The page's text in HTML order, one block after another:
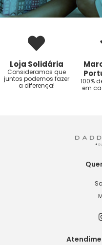
Loja Solidária
Consideramos que
juntos podemos fazer
a diferença!
100%
em